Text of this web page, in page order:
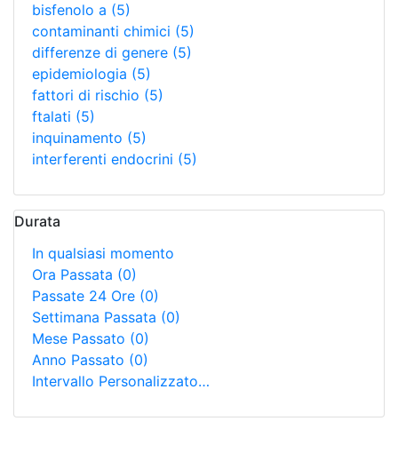
bisfenolo a (5)
contaminanti chimici (5)
differenze di genere (5)
epidemiologia (5)
fattori di rischio (5)
ftalati (5)
inquinamento (5)
interferenti endocrini (5)
Durata
In qualsiasi momento
Ora Passata (0)
Passate 24 Ore (0)
Settimana Passata (0)
Mese Passato (0)
Anno Passato (0)
Intervallo Personalizzato…